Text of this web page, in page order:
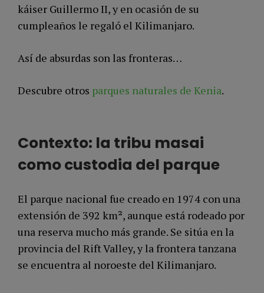
káiser Guillermo II, y en ocasión de su
cumpleaños le regaló el Kilimanjaro.
Así de absurdas son las fronteras…
Descubre otros parques naturales de Kenia.
Contexto: la tribu masai
como custodia del parque
El parque nacional fue creado en 1974 con una
extensión de 392 km², aunque está rodeado por
una reserva mucho más grande. Se sitúa en la
provincia del Rift Valley, y la frontera tanzana
se encuentra al noroeste del Kilimanjaro.